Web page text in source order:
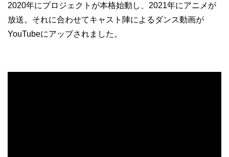
2020年にプロジェクトが本格始動し、2021年にアニメが
放送。それに合わせてキャスト陣によるダンス動画が
YouTubeにアップされました。